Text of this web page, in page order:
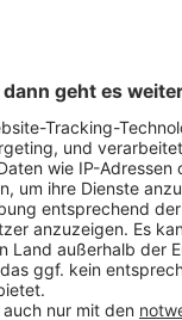
in Siracusa im
Succeed
Thema der
Parola April 1, 2020
24 26